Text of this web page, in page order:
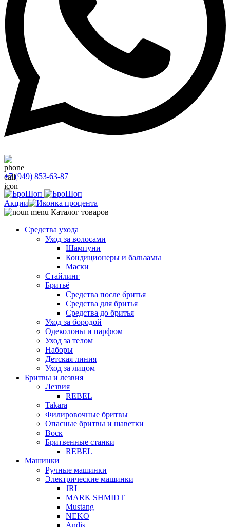
+7 (949) 853-63-87
Акции
Каталог товаров
Средства ухода
Уход за волосами
Шампуни
Кондиционеры и бальзамы
Маски
Стайлинг
Бритьё
Средства после бритья
Средства для бритья
Средства до бритья
Уход за бородой
Одеколоны и парфюм
Уход за телом
Наборы
Детская линия
Уход за лицом
Бритвы и лезвия
Лезвия
REBEL
Takara
Филировочные бритвы
Опасные бритвы и шаветки
Воск
Бритвенные станки
REBEL
Машинки
Ручные машинки
Электрические машинки
JRL
MARK SHMIDT
Mustang
NEKO
Andis